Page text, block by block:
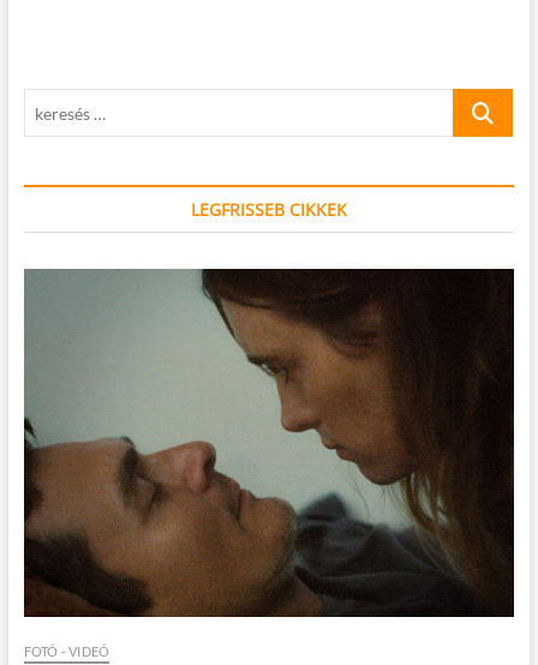
keresés
LEGFRISSEB CIKKEK
FOTÓ - VIDEÓ